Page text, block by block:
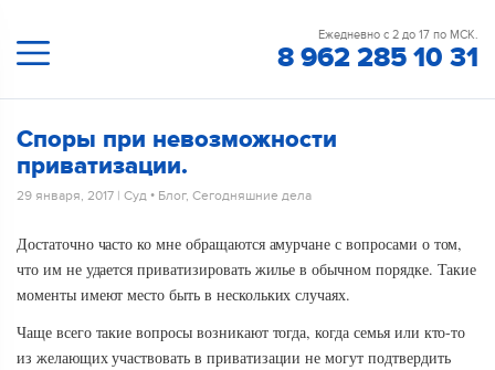
Ежедневно с 2 до 17 по МСК.
8 962 285 10 31
Споры при невозможности
приватизации.
29 января, 2017 | Суд • Блог, Сегодняшние дела
Достаточно часто ко мне обращаются амурчане с вопросами о том,
что им не удается приватизировать жилье в обычном порядке. Такие
моменты имеют место быть в нескольких случаях.
Чаще всего такие вопросы возникают тогда, когда семья или кто-то
из желающих участвовать в приватизации не могут подтвердить